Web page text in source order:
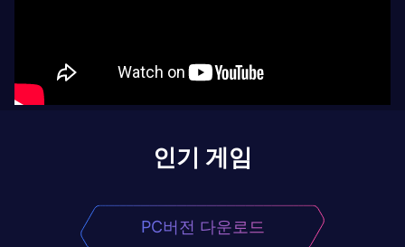
인기 게임
PC버전 다운로드